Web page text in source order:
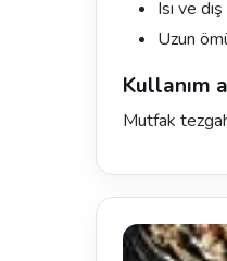
Isı ve
Uzun
Kullanım
Mutfak